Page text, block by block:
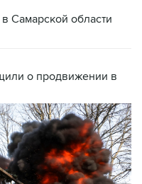
Самарской области
о продвижении в